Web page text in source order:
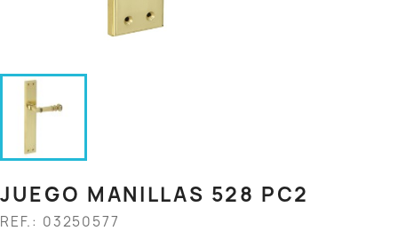
JUEGO MANILLAS 528 PC2
REF.: 03250577